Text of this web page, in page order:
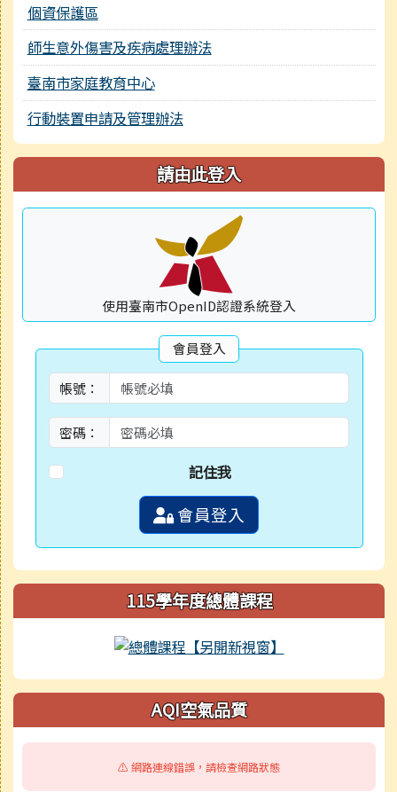
個資保護區
師生意外傷害及疾病處理辦法
臺南市家庭教育中心
行動裝置申請及管理辦法
請由此登入
使用臺南市OpenID認證系統登入
會員登入
帳號：
密碼：
記住我
會員登入
115學年度總體課程
AQI空氣品質
⚠️ 網路連線錯誤，請檢查網路狀態